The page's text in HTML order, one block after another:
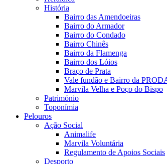
História
Bairro das Amendoeiras
Bairro do Armador
Bairro do Condado
Bairro Chinês
Bairro da Flamenga
Bairro dos Lóios
Braço de Prata
Vale fundão e Bairro da
Marvila Velha e Poço do Bispo
Património
Toponímia
Pelouros
Ação Social
Animalife
Marvila Voluntária
Regulamento de Apoios Sociais
Desporto